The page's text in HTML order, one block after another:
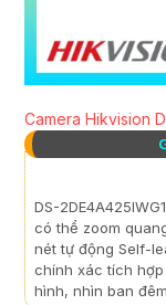
Camera Hikvision
DS-
có thể zoom
nét tự động Self-
chính xác tích
hình, nhìn ban